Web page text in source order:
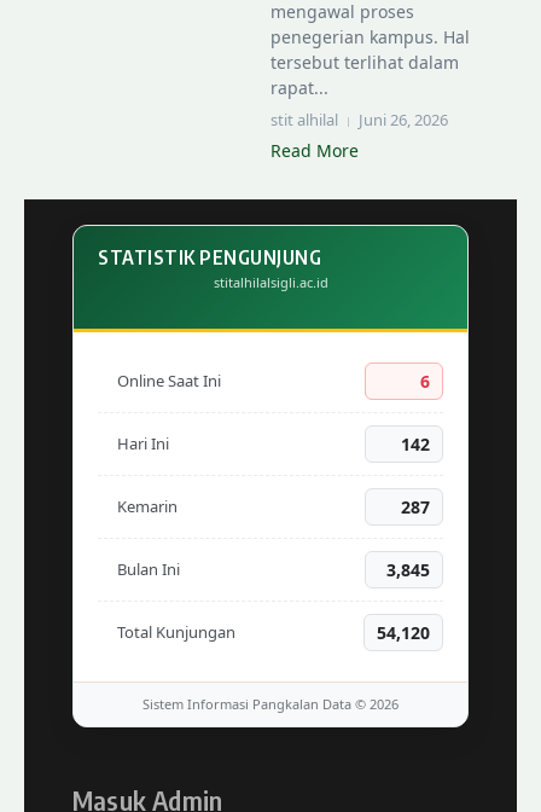
Lewati ke konten
mengawal proses
penegerian kampus. Hal
tersebut terlihat dalam
rapat...
stit alhilal Juni 26, 2026
Read More
STATISTIK PENGUNJUNG
stitalhilalsigli.ac.id
Online Saat Ini 6
Hari Ini 142
Kemarin 287
Bulan Ini 3,845
Total Kunjungan 54,120
Sistem Informasi Pangkalan Data © 2026
Masuk Admin